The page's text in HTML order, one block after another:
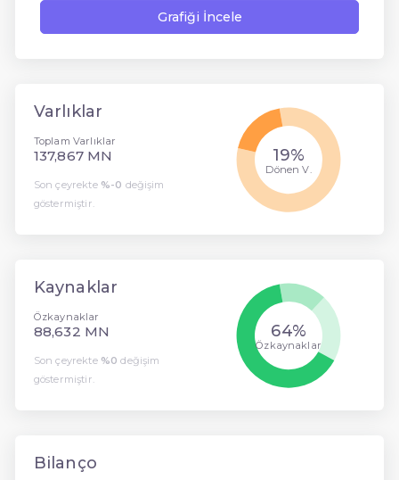
Grafiği İncele
Varlıklar
Toplam Varlıklar
137,867 MN
Son çeyrekte %-0 değişim
göstermiştir.
Dönen V.
19%
Kaynaklar
Özkaynaklar
88,632 MN
Son çeyrekte %0 değişim
göstermiştir.
Özkaynaklar
64%
Bilanço